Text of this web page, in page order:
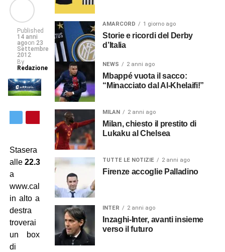
Published
14 anni
agoon 23
Settembre
2012
By
Redazione
Stasera
alle 22.30
collegati
a
www.calcissimo.com,
in alto a
destra
troverai
un box
di
AMARCORD 1 giorno ago
Storie e ricordi del Derby
d’Italia
NEWS 2 anni ago
Mbappé vuota il sacco:
“Minacciato dal Al-Khelaifi!”
MILAN 2 anni ago
Milan, chiesto il prestito di
Lukaku al Chelsea
TUTTE LE NOTIZIE 2 anni ago
Firenze accoglie Palladino
INTER 2 anni ago
Inzaghi-Inter, avanti insieme
verso il futuro